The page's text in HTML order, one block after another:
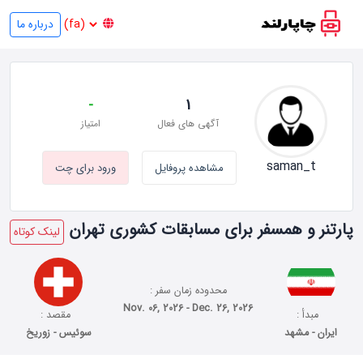
درباره ما
پارتنر و همسفر برای مسابقات کشوری تهران لینک کوتاه
مبدأ :
ایران - مشهد
محدوده زمان سفر :
Nov. 06, 2026 - Dec. 26, 2026
مقصد :
سوئیس - زوریخ
saman_t
1
آگهی های فعال
-
امتیاز
مشاهده پروفایل ورود برای چت